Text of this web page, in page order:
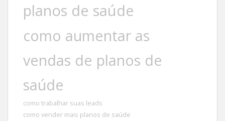
planos de saúde
como aumentar as
vendas de planos de
saúde
como trabalhar suas leads
como vender mais planos de saúde